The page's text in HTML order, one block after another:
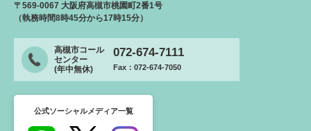
〒569-0067 大阪府高槻市桃園町2番1号
（執務時間8時45分から17時15分）
高槻市コール
センター
(年中無休)
072-674-7111
Fax：072-674-7050
公式ソーシャルメディア一覧